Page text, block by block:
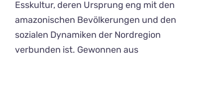
Esskultur, deren Ursprung eng mit den
amazonischen Bevölkerungen und den
sozialen Dynamiken der Nordregion
verbunden ist. Gewonnen aus